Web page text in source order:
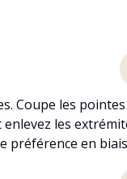
Coupe les
les
préférence en